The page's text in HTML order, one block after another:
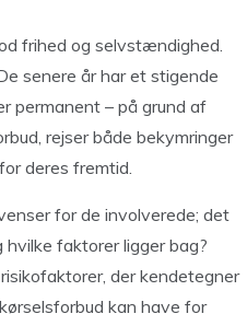
frihed og selvstændighed.
senere år har et stigende
permanent – på grund af
rejser både bekymringer
deres fremtid.
for de involverede; det
faktorer ligger bag?
der kendetegner
kan have for